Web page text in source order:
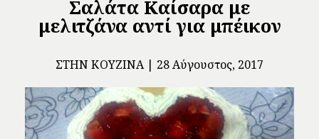
Σαλάτα Καίσαρα με
μελιτζάνα αντί για μπέικον
ΣΤΗΝ ΚΟΥΖΊΝΑ 28 Αύγουστος, 2017